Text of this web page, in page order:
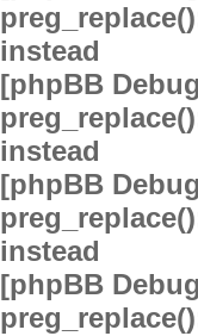
instead
[phpBB
instead
[phpBB
instead
[phpBB